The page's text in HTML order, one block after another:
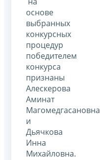
основе
выбранных
конкурсных
процедур
победителем
конкурса
признаны
Алескерова
Аминат
Магомедгасановна
и
Дьячкова
Инна
Михайловна.